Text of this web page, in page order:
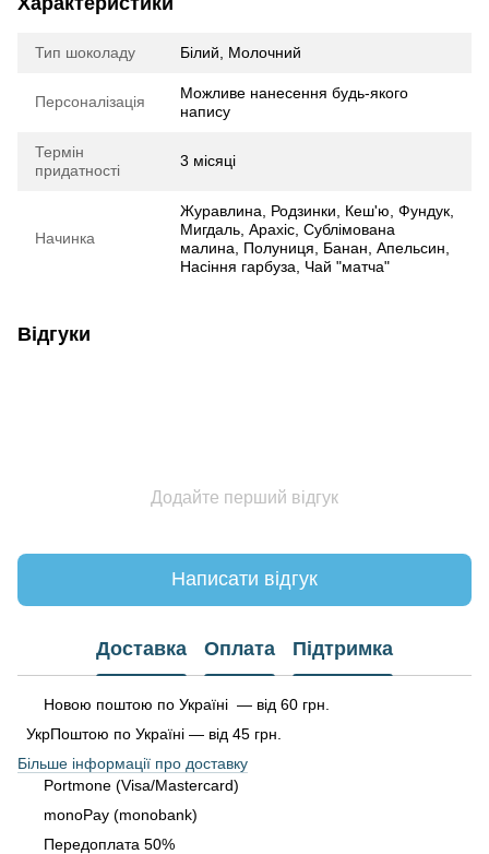
Тип шоколаду Білий, Молочний
Персоналізація
Можливе нанесення будь-якого
напису
Термін
придатності
3 місяці
Начинка
Журавлина, Родзинки, Кеш'ю, Фундук,
Мигдаль, Арахіс, Сублімована
малина, Полуниця, Банан, Апельсин,
Насіння гарбуза, Чай "матча"
Відгуки
Додайте перший відгук
Написати відгук
Доставка Оплата Підтримка
Новою поштою по Україні — від 60 грн.
УкрПоштою по Україні — від 45 грн.
Більше інформації про доставку
Portmone (Visa/Mastercard)
monoPay (monobank)
Передоплата 50%